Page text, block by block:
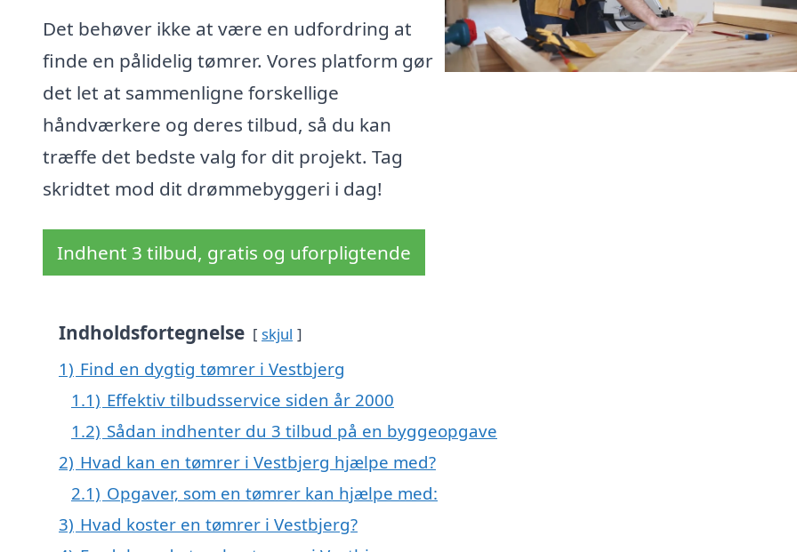
Det behøver ikke at være en udfordring at
finde en pålidelig tømrer. Vores platform gør
det let at sammenligne forskellige
håndværkere og deres tilbud, så du kan
træffe det bedste valg for dit projekt. Tag
skridtet mod dit drømmebyggeri i dag!
Indhent 3 tilbud, gratis og uforpligtende
Indholdsfortegnelse skjul
1) Find en dygtig tømrer i Vestbjerg
1.1) Effektiv tilbudsservice siden år 2000
1.2) Sådan indhenter du 3 tilbud på en byggeopgave
2) Hvad kan en tømrer i Vestbjerg hjælpe med?
2.1) Opgaver, som en tømrer kan hjælpe med:
3) Hvad koster en tømrer i Vestbjerg?